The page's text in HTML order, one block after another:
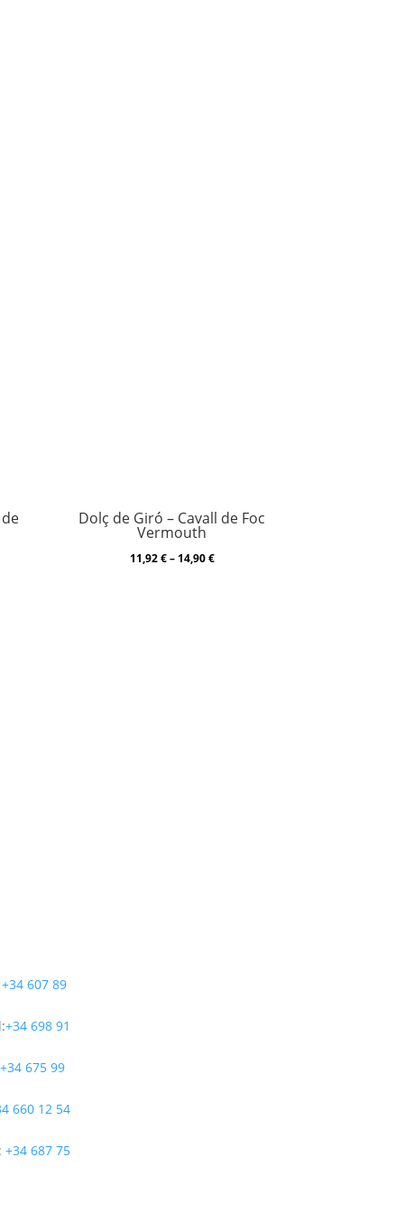
Dolç de Giró – Cavall de Foc
Vermouth
11,92€– 14,90€Price
+34 607 89
+34 698 91
+34 675 99
660 12 54
+34 687 75